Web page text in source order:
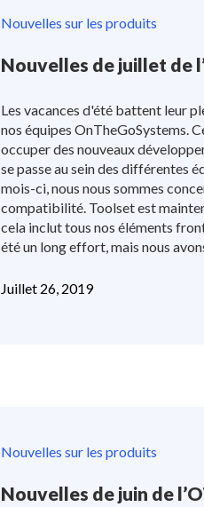
Nouvelles sur les produits
Nouvelles de juillet de
Les vacances d'été battent leur
nos équipes OnTheGoSystems.
occuper des nouveaux
se passe au sein des différentes
mois-ci, nous nous sommes
compatibilité. Toolset est
cela inclut tous nos éléments
été un long effort, mais nous
Juillet 26, 2019
Nouvelles sur les produits
Nouvelles de juin de